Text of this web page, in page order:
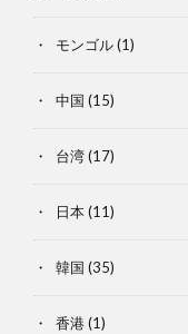
モンゴル(1)
中国 (15)
台湾(17)
日本(11)
韓国 (35)
香港(1)